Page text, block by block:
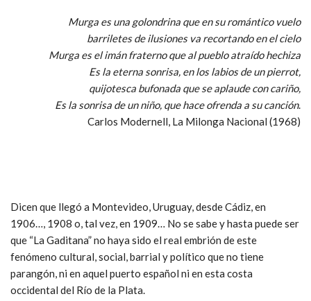
Murga es una golondrina que en su romántico vuelo
barriletes de ilusiones va recortando en el cielo
Murga es el imán fraterno que al pueblo atraído hechiza
Es la eterna sonrisa, en los labios de un pierrot,
quijotesca bufonada que se aplaude con cariño,
Es la sonrisa de un niño, que hace ofrenda a su canción.
Carlos Modernell, La Milonga Nacional (1968)
Dicen que llegó a Montevideo, Uruguay, desde Cádiz, en
1906…, 1908 o, tal vez, en 1909… No se sabe y hasta puede ser
que “La Gaditana” no haya sido el real embrión de este
fenómeno cultural, social, barrial y político que no tiene
parangón, ni en aquel puerto español ni en esta costa
occidental del Río de la Plata.